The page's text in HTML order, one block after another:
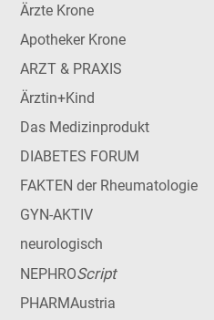
Ärzte Krone
Apotheker Krone
ARZT & PRAXIS
Ärztin+Kind
Das Medizinprodukt
DIABETES FORUM
FAKTEN der Rheumatologie
GYN-AKTIV
neurologisch
NEPHROScript
PHARMAustria